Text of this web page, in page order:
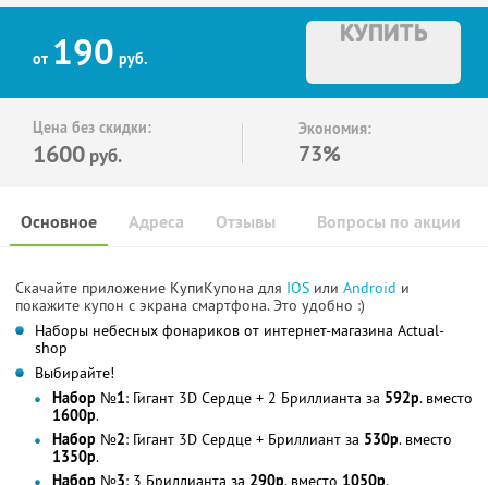
от 190 руб.
КУПИТЬ
Цена без скидки:
1600 руб.
Экономия:
73%
Основное Отзывы Вопросы по акции
Адреса
Скачайте приложение КупиКупона для IOS или Android и
покажите купон с экрана смартфона. Это удобно :)
Наборы небесных фонариков от интернет-магазина Аctual-
shop
Выбирайте!
Набор №1: Гигант 3D Сердце + 2 Бриллианта за 592р. вместо
1600р.
Набор №2: Гигант 3D Сердце + Бриллиант за 530р. вместо
1350р.
Набор №3: 3 Бриллианта за 290р. вместо 1050р.